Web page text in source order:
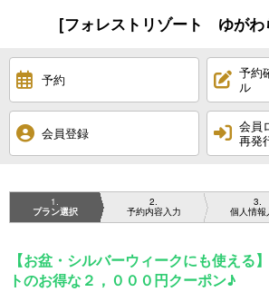
[フォレストリゾート ゆがわ
予約
予約
ル
会員登録
会員
再発
1
プラン選択
2
予約内容入力
3
個人情報
【お盆・シルバーウィークにも使える
トのお得な２，０００円クーポン♪